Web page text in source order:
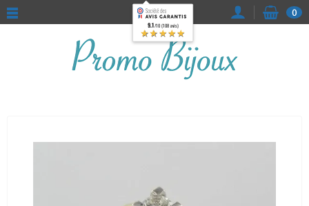
0
9.1/10 (108 avis)
★★★★★